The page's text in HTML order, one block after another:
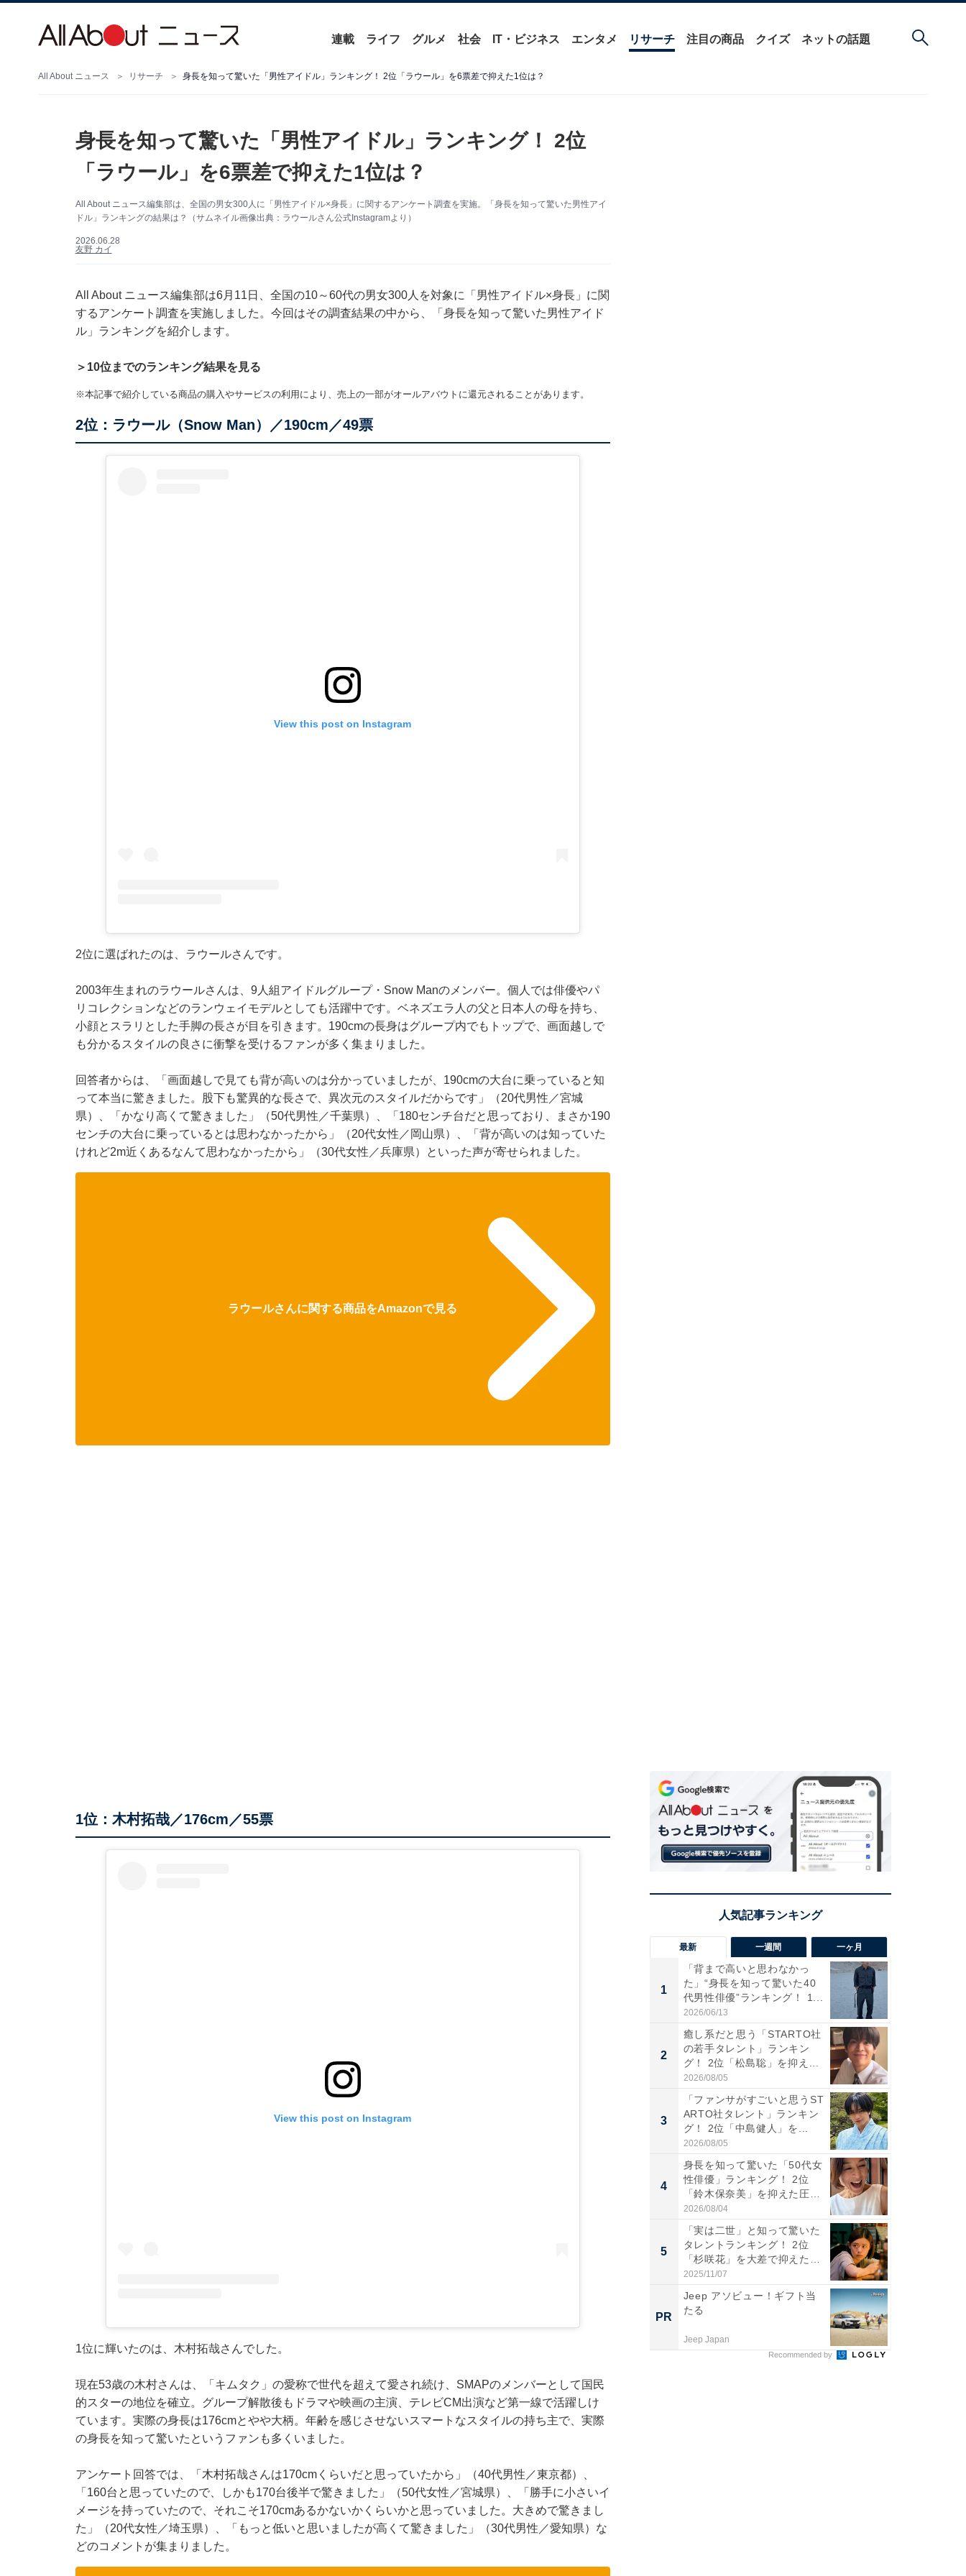
連載 ライフ グルメ 社会 IT・ビジネス エンタメ リサーチ 注目の商品 クイズ ネットの話題
All About ニュース リサーチ 身長を知って驚いた「男性アイドル」ランキング！ 2位「ラウール」を6票差で抑えた1位は？
身長を知って驚いた「男性アイドル」ランキング！ 2位
「ラウール」を6票差で抑えた1位は？
All About ニュース編集部は、全国の男女300人に「男性アイドル×身長」に関するアンケート調査を実施。「身長を知って驚いた男性アイ
ドル」ランキングの結果は？（サムネイル画像出典：ラウールさん公式Instagramより）
2026.06.28
友野 カイ
All About ニュース編集部は6月11日、全国の10～60代の男女300人を対象に「男性アイドル×身長」に関
するアンケート調査を実施しました。今回はその調査結果の中から、「身長を知って驚いた男性アイド
ル」ランキングを紹介します。
＞10位までのランキング結果を見る
※本記事で紹介している商品の購入やサービスの利用により、売上の一部がオールアバウトに還元されることがあります。
2位：ラウール（Snow Man）／190cm／49票
View this post on Instagram
2位に選ばれたのは、ラウールさんです。
2003年生まれのラウールさんは、9人組アイドルグループ・Snow Manのメンバー。個人では俳優やパ
リコレクションなどのランウェイモデルとしても活躍中です。ベネズエラ人の父と日本人の母を持ち、
小顔とスラリとした手脚の長さが目を引きます。190cmの長身はグループ内でもトップで、画面越しで
も分かるスタイルの良さに衝撃を受けるファンが多く集まりました。
回答者からは、「画面越しで見ても背が高いのは分かっていましたが、190cmの大台に乗っていると知
って本当に驚きました。股下も驚異的な長さで、異次元のスタイルだからです」（20代男性／宮城
県）、「かなり高くて驚きました」（50代男性／千葉県）、「180センチ台だと思っており、まさか190
センチの大台に乗っているとは思わなかったから」（20代女性／岡山県）、「背が高いのは知っていた
けれど2m近くあるなんて思わなかったから」（30代女性／兵庫県）といった声が寄せられました。
ラウールさんに関する商品をAmazonで見る
1位：木村拓哉／176cm／55票
View this post on Instagram
1位に輝いたのは、木村拓哉さんでした。
現在53歳の木村さんは、「キムタク」の愛称で世代を超えて愛され続け、SMAPのメンバーとして国民
的スターの地位を確立。グループ解散後もドラマや映画の主演、テレビCM出演など第一線で活躍しけ
ています。実際の身長は176cmとやや大柄。年齢を感じさせないスマートなスタイルの持ち主で、実際
の身長を知って驚いたというファンも多くいました。
アンケート回答では、「木村拓哉さんは170cmくらいだと思っていたから」（40代男性／東京都）、
「160台と思っていたので、しかも170台後半で驚きました」（50代女性／宮城県）、「勝手に小さいイ
メージを持っていたので、それこそ170cmあるかないかくらいかと思っていました。大きめで驚きまし
た」（20代女性／埼玉県）、「もっと低いと思いましたが高くて驚きました」（30代男性／愛知県）な
どのコメントが集まりました。
最新 一週間 一ヶ月
1
「背まで高いと思わなかっ
た」“身長を知って驚いた40
代男性俳優”ランキング！ 1...
2026/06/13
2
癒し系だと思う「STARTO社
の若手タレント」ランキン
グ！ 2位「松島聡」を抑え...
2026/08/05
3
「ファンサがすごいと思うST
ARTO社タレント」ランキン
グ！ 2位「中島健人」を...
2026/08/05
4
身長を知って驚いた「50代女
性俳優」ランキング！ 2位
「鈴木保奈美」を抑えた圧
倒...
2026/08/04
5
「実は二世」と知って驚いた
タレントランキング！ 2位
「杉咲花」を大差で抑えた1
位...
2025/11/07
PR
Jeep アソビュー！ギフト当
たる
Jeep Japan
Recommended by